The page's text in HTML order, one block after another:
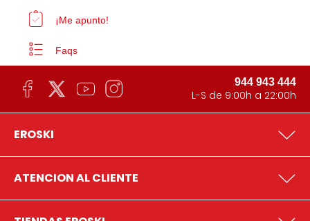
¡Me apunto!
Faqs
944 943 444
L-S de 9:00h a 22:00h
EROSKI
ATENCION AL CLIENTE